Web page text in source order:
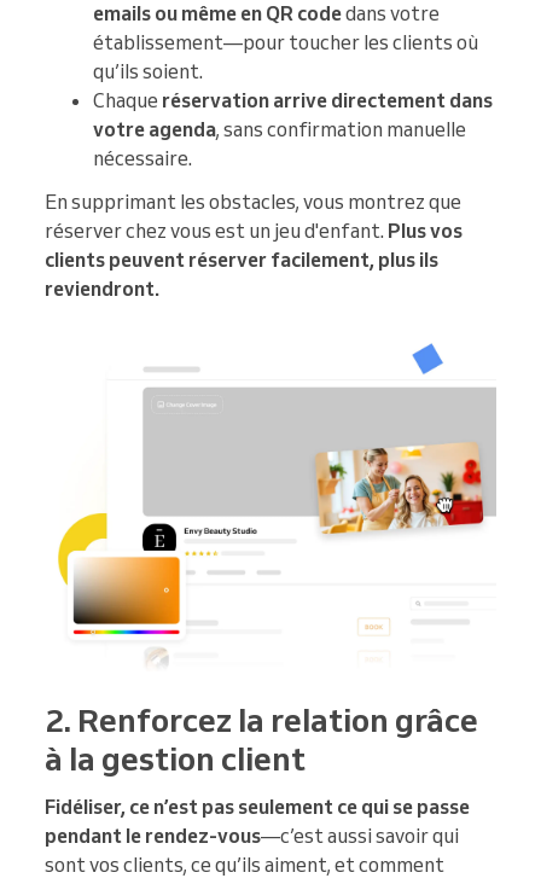
emails ou même en QR codedans votre
établissement—pour toucher les clients où
qu’ils soient.
Chaque réservation arrive directement dans
votre agenda, sans confirmation manuelle
nécessaire.
En supprimant les obstacles, vous montrez que
réserver chez vous est un jeu d'enfant. Plus vos
clients peuvent réserver facilement, plus ils
reviendront.
2. Renforcez la relation grâce
à la gestion client
Fidéliser, ce n’est pas seulement ce qui se passe
pendant le rendez-vous—c’est aussi savoir qui
sont vos clients, ce qu’ils aiment, et comment